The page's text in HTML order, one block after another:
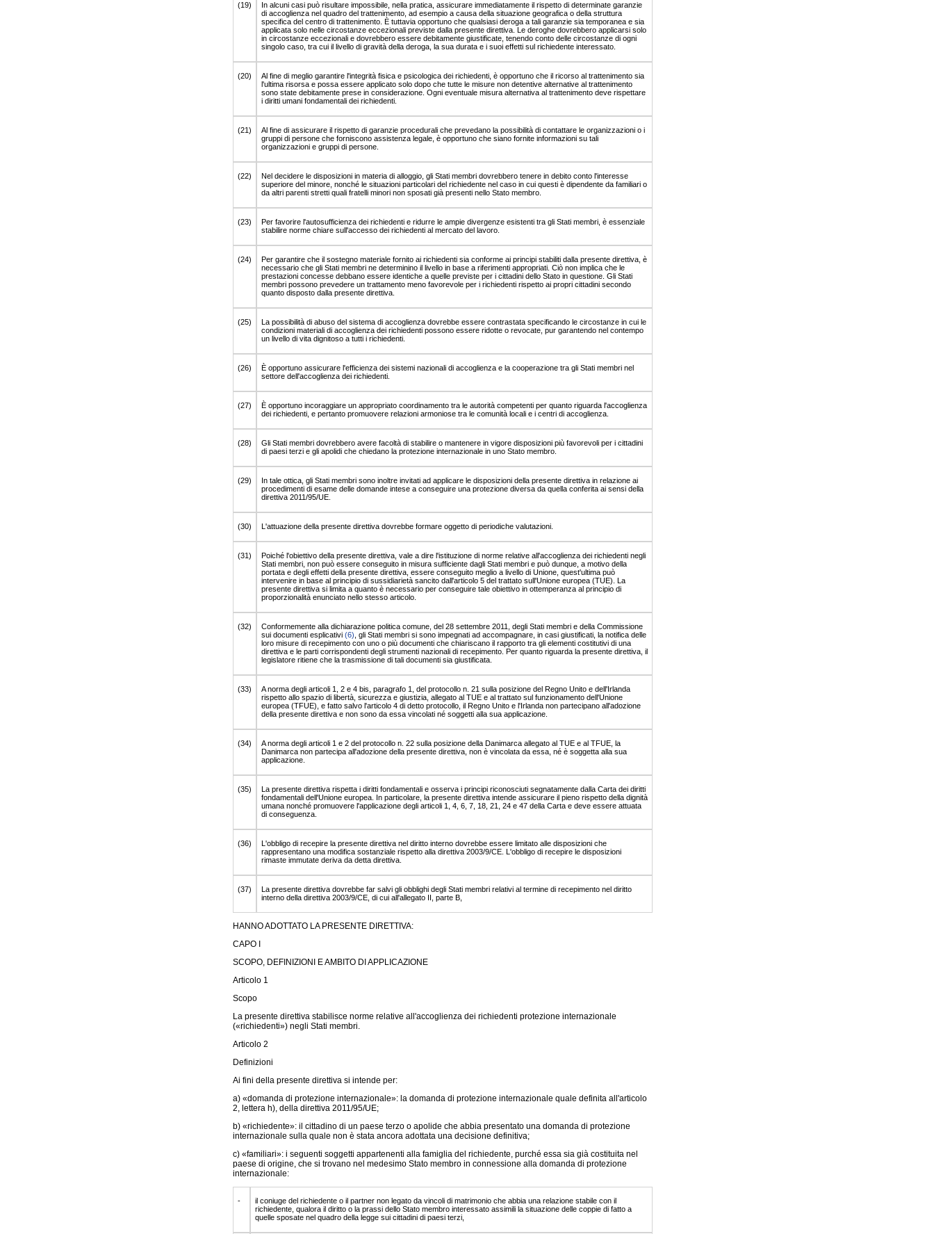
(19)
In alcuni casi può risultare impossibile, nella pratica, assicurare immediatamente il rispetto di determinate garanzie
di accoglienza nel quadro del trattenimento, ad esempio a causa della situazione geografica o della struttura
specifica del centro di trattenimento. È tuttavia opportuno che qualsiasi deroga a tali garanzie sia temporanea e sia
applicata solo nelle circostanze eccezionali previste dalla presente direttiva. Le deroghe dovrebbero applicarsi solo
in circostanze eccezionali e dovrebbero essere debitamente giustificate, tenendo conto delle circostanze di ogni
singolo caso, tra cui il livello di gravità della deroga, la sua durata e i suoi effetti sul richiedente interessato.
(20)
Al fine di meglio garantire l'integrità fisica e psicologica dei richiedenti, è opportuno che il ricorso al trattenimento sia
l'ultima risorsa e possa essere applicato solo dopo che tutte le misure non detentive alternative al trattenimento
sono state debitamente prese in considerazione. Ogni eventuale misura alternativa al trattenimento deve rispettare
i diritti umani fondamentali dei richiedenti.
(21)
Al fine di assicurare il rispetto di garanzie procedurali che prevedano la possibilità di contattare le organizzazioni o i
gruppi di persone che forniscono assistenza legale, è opportuno che siano fornite informazioni su tali
organizzazioni e gruppi di persone.
(22)
Nel decidere le disposizioni in materia di alloggio, gli Stati membri dovrebbero tenere in debito conto l'interesse
superiore del minore, nonché le situazioni particolari del richiedente nel caso in cui questi è dipendente da familiari o
da altri parenti stretti quali fratelli minori non sposati già presenti nello Stato membro.
(23)
Per favorire l'autosufficienza dei richiedenti e ridurre le ampie divergenze esistenti tra gli Stati membri, è essenziale
stabilire norme chiare sull'accesso dei richiedenti al mercato del lavoro.
(24)
Per garantire che il sostegno materiale fornito ai richiedenti sia conforme ai principi stabiliti dalla presente direttiva, è
necessario che gli Stati membri ne determinino il livello in base a riferimenti appropriati. Ciò non implica che le
prestazioni concesse debbano essere identiche a quelle previste per i cittadini dello Stato in questione. Gli Stati
membri possono prevedere un trattamento meno favorevole per i richiedenti rispetto ai propri cittadini secondo
quanto disposto dalla presente direttiva.
(25)
La possibilità di abuso del sistema di accoglienza dovrebbe essere contrastata specificando le circostanze in cui le
condizioni materiali di accoglienza dei richiedenti possono essere ridotte o revocate, pur garantendo nel contempo
un livello di vita dignitoso a tutti i richiedenti.
(26)
È opportuno assicurare l'efficienza dei sistemi nazionali di accoglienza e la cooperazione tra gli Stati membri nel
settore dell'accoglienza dei richiedenti.
(27)
È opportuno incoraggiare un appropriato coordinamento tra le autorità competenti per quanto riguarda l'accoglienza
dei richiedenti, e pertanto promuovere relazioni armoniose tra le comunità locali e i centri di accoglienza.
(28)
Gli Stati membri dovrebbero avere facoltà di stabilire o mantenere in vigore disposizioni più favorevoli per i cittadini
di paesi terzi e gli apolidi che chiedano la protezione internazionale in uno Stato membro.
(29)
In tale ottica, gli Stati membri sono inoltre invitati ad applicare le disposizioni della presente direttiva in relazione ai
procedimenti di esame delle domande intese a conseguire una protezione diversa da quella conferita ai sensi della
direttiva 2011/95/UE.
(30) L'attuazione della presente direttiva dovrebbe formare oggetto di periodiche valutazioni.
(31)
Poiché l'obiettivo della presente direttiva, vale a dire l'istituzione di norme relative all'accoglienza dei richiedenti negli
Stati membri, non può essere conseguito in misura sufficiente dagli Stati membri e può dunque, a motivo della
portata e degli effetti della presente direttiva, essere conseguito meglio a livello di Unione, quest'ultima può
intervenire in base al principio di sussidiarietà sancito dall'articolo 5 del trattato sull'Unione europea (TUE). La
presente direttiva si limita a quanto è necessario per conseguire tale obiettivo in ottemperanza al principio di
proporzionalità enunciato nello stesso articolo.
(32)
Conformemente alla dichiarazione politica comune, del 28 settembre 2011, degli Stati membri e della Commissione
sui documenti esplicativi (6), gli Stati membri si sono impegnati ad accompagnare, in casi giustificati, la notifica delle
loro misure di recepimento con uno o più documenti che chiariscano il rapporto tra gli elementi costitutivi di una
direttiva e le parti corrispondenti degli strumenti nazionali di recepimento. Per quanto riguarda la presente direttiva, il
legislatore ritiene che la trasmissione di tali documenti sia giustificata.
(33)
A norma degli articoli 1, 2 e 4 bis, paragrafo 1, del protocollo n. 21 sulla posizione del Regno Unito e dell'Irlanda
rispetto allo spazio di libertà, sicurezza e giustizia, allegato al TUE e al trattato sul funzionamento dell'Unione
europea (TFUE), e fatto salvo l'articolo 4 di detto protocollo, il Regno Unito e l'Irlanda non partecipano all'adozione
della presente direttiva e non sono da essa vincolati né soggetti alla sua applicazione.
(34)
A norma degli articoli 1 e 2 del protocollo n. 22 sulla posizione della Danimarca allegato al TUE e al TFUE, la
Danimarca non partecipa all'adozione della presente direttiva, non è vincolata da essa, né è soggetta alla sua
applicazione.
(35)
La presente direttiva rispetta i diritti fondamentali e osserva i principi riconosciuti segnatamente dalla Carta dei diritti
fondamentali dell'Unione europea. In particolare, la presente direttiva intende assicurare il pieno rispetto della dignità
umana nonché promuovere l'applicazione degli articoli 1, 4, 6, 7, 18, 21, 24 e 47 della Carta e deve essere attuata
di conseguenza.
(36)
L'obbligo di recepire la presente direttiva nel diritto interno dovrebbe essere limitato alle disposizioni che
rappresentano una modifica sostanziale rispetto alla direttiva 2003/9/CE. L'obbligo di recepire le disposizioni
rimaste immutate deriva da detta direttiva.
(37)
La presente direttiva dovrebbe far salvi gli obblighi degli Stati membri relativi al termine di recepimento nel diritto
interno della direttiva 2003/9/CE, di cui all'allegato II, parte B,
HANNO ADOTTATO LA PRESENTE DIRETTIVA:
CAPO I
SCOPO, DEFINIZIONI E AMBITO DI APPLICAZIONE
Articolo 1
Scopo
La presente direttiva stabilisce norme relative all'accoglienza dei richiedenti protezione internazionale
(«richiedenti») negli Stati membri.
Articolo 2
Definizioni
Ai fini della presente direttiva si intende per:
a) «domanda di protezione internazionale»: la domanda di protezione internazionale quale definita all'articolo
2, lettera h), della direttiva 2011/95/UE;
b) «richiedente»: il cittadino di un paese terzo o apolide che abbia presentato una domanda di protezione
internazionale sulla quale non è stata ancora adottata una decisione definitiva;
c) «familiari»: i seguenti soggetti appartenenti alla famiglia del richiedente, purché essa sia già costituita nel
paese di origine, che si trovano nel medesimo Stato membro in connessione alla domanda di protezione
internazionale:
-
il coniuge del richiedente o il partner non legato da vincoli di matrimonio che abbia una relazione stabile con il
richiedente, qualora il diritto o la prassi dello Stato membro interessato assimili la situazione delle coppie di fatto a
quelle sposate nel quadro della legge sui cittadini di paesi terzi,